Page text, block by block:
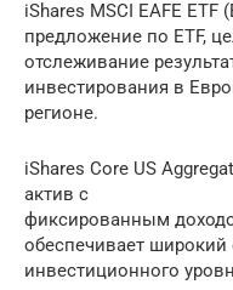
iShares MSCI EAFE
предложение по ETF,
отслеживание
инвестирования в
регионе.
iShares Core US
актив с
фиксированным
обеспечивает широкий
инвестиционного